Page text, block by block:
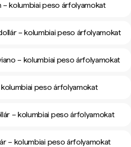
– kolumbiai peso árfolyamokat
– kolumbiai peso árfolyamokat
– kolumbiai peso árfolyamokat
peso árfolyamokat
– kolumbiai peso árfolyamokat
– kolumbiai peso árfolyamokat